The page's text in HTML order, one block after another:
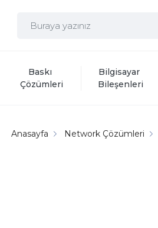
Baskı
Çözümleri
Bilgisayar
Bileşenleri
Anasayfa Network Çözümleri